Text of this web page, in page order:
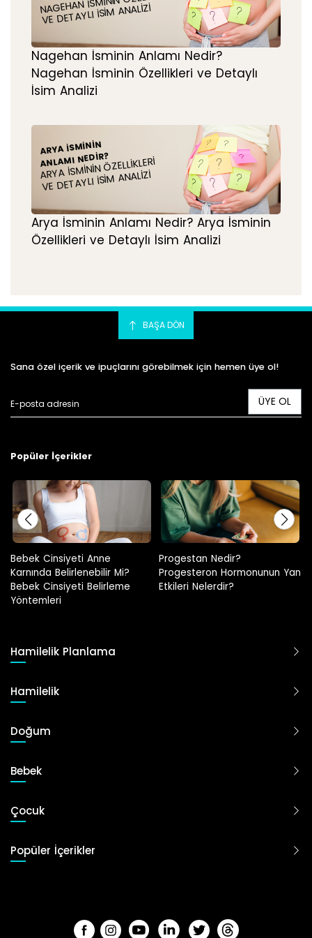
VE DETAYLI İSIM ANALIZI
Nagehan İsminin Anlamı Nedir?
Nagehan İsminin Özellikleri ve Detaylı
İsim Analizi
ARYA İSMININ
ANLAMI NEDIR?
ARYA İSMININ ÖZELLIKLERI
VE DETAYLI İSIM ANALIZI
Arya İsminin Anlamı Nedir? Arya İsminin
Özellikleri ve Detaylı İsim Analizi
BAŞA DÖN
Sana özel içerik ve ipuçlarını görebilmek için hemen üye ol!
ÜYE OL
Popüler İçerikler
Progestan Nedir?
Progesteron Hormonunun Yan
Etkileri Nelerdir?
Hamilelikte Adet Görülür Mü?
Hamilelik Planlama
Hamilelik
Doğum
Bebek
Çocuk
Popüler İçerikler